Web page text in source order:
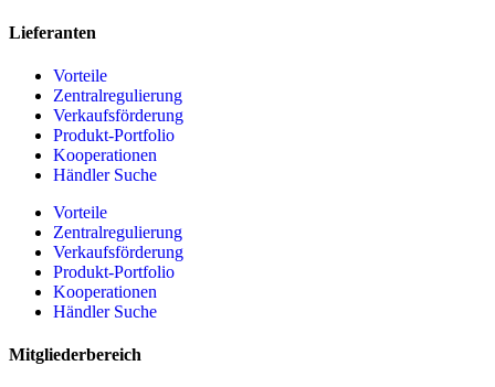
Lieferanten
Vorteile
Zentralregulierung
Verkaufsförderung
Produkt-Portfolio
Kooperationen
Händler Suche
Vorteile
Zentralregulierung
Verkaufsförderung
Produkt-Portfolio
Kooperationen
Händler Suche
Mitgliederbereich